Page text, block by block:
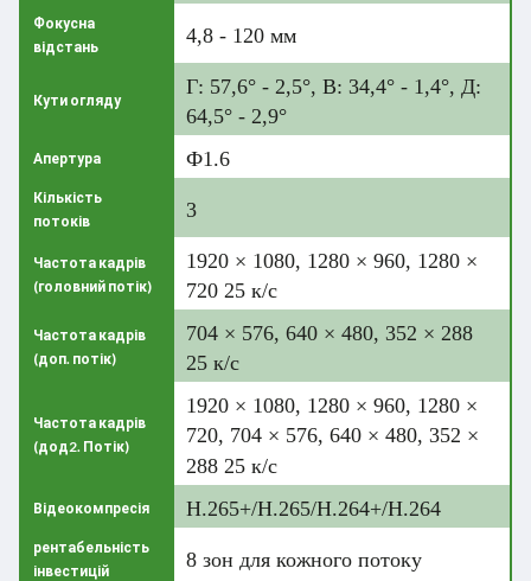
Фокусна
відстань
4,8 - 120 мм
Кути огляду
Г: 57,6° - 2,5°, В: 34,4° - 1,4°, Д:
64,5° - 2,9°
Апертура Ф1.6
Кількість
потоків
3
Частота кадрів
(головний потік)
1920 × 1080, 1280 × 960, 1280 ×
720 25 к/с
Частота кадрів
(доп. потік)
704 × 576, 640 × 480, 352 × 288
25 к/с
Частота кадрів
(дод2. Потік)
1920 × 1080, 1280 × 960, 1280 ×
720, 704 × 576, 640 × 480, 352 ×
288 25 к/с
Відеокомпресія H.265+/H.265/H.264+/H.264
рентабельність
інвестицій
8 зон для кожного потоку